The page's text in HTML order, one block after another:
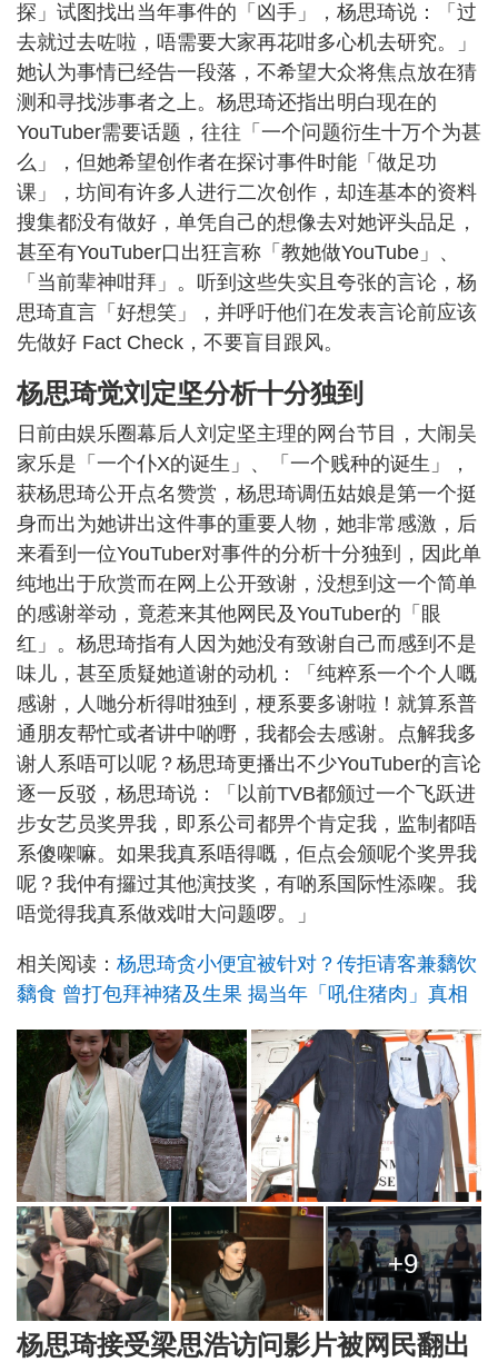
探」试图找出当年事件的「凶手」，杨思琦说：「过
去就过去咗啦，唔需要大家再花咁多心机去研究。」
她认为事情已经告一段落，不希望大众将焦点放在猜
测和寻找涉事者之上。杨思琦还指出明白现在的
YouTuber需要话题，往往「一个问题衍生十万个为甚
么」，但她希望创作者在探讨事件时能「做足功
课」，坊间有许多人进行二次创作，却连基本的资料
搜集都没有做好，单凭自己的想像去对她评头品足，
甚至有YouTuber口出狂言称「教她做YouTube」、
「当前辈神咁拜」。听到这些失实且夸张的言论，杨
思琦直言「好想笑」，并呼吁他们在发表言论前应该
先做好 Fact Check，不要盲目跟风。
杨思琦觉刘定坚分析十分独到
日前由娱乐圈幕后人刘定坚主理的网台节目，大闹吴
家乐是「一个仆X的诞生」、「一个贱种的诞生」，
获杨思琦公开点名赞赏，杨思琦调伍姑娘是第一个挺
身而出为她讲出这件事的重要人物，她非常感激，后
来看到一位YouTuber对事件的分析十分独到，因此单
纯地出于欣赏而在网上公开致谢，没想到这一个简单
的感谢举动，竟惹来其他网民及YouTuber的「眼
红」。杨思琦指有人因为她没有致谢自己而感到不是
味儿，甚至质疑她道谢的动机：「纯粹系一个个人嘅
感谢，人哋分析得咁独到，梗系要多谢啦！就算系普
通朋友帮忙或者讲中啲嘢，我都会去感谢。点解我多
谢人系唔可以呢？杨思琦更播出不少YouTuber的言论
逐一反驳，杨思琦说：「以前TVB都颁过一个飞跃进
步女艺员奖畀我，即系公司都畀个肯定我，监制都唔
系傻㗎嘛。如果我真系唔得嘅，佢点会颁呢个奖畀我
呢？我仲有攞过其他演技奖，有啲系国际性添㗎。我
唔觉得我真系做戏咁大问题啰。」
相关阅读： 杨思琦贪小便宜被针对？传拒请客兼黐饮
黐食 曾打包拜神猪及生果 揭当年「吼住猪肉」真相
+9
杨思琦接受梁思浩访问影片被网民翻出